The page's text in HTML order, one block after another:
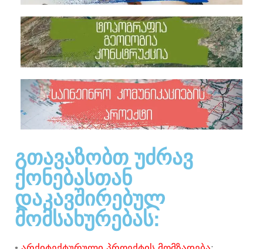
ᲒᲗᲐᲕᲐᲖᲝᲑᲗ ᲣᲫᲠᲐᲕ
ᲥᲝᲜᲔᲑᲐᲡᲗᲐᲜ
ᲓᲐᲙᲐᲕᲨᲘᲠᲔᲑᲣᲚ
ᲛᲝᲛᲡᲐᲮᲣᲠᲔᲑᲐᲡ:​